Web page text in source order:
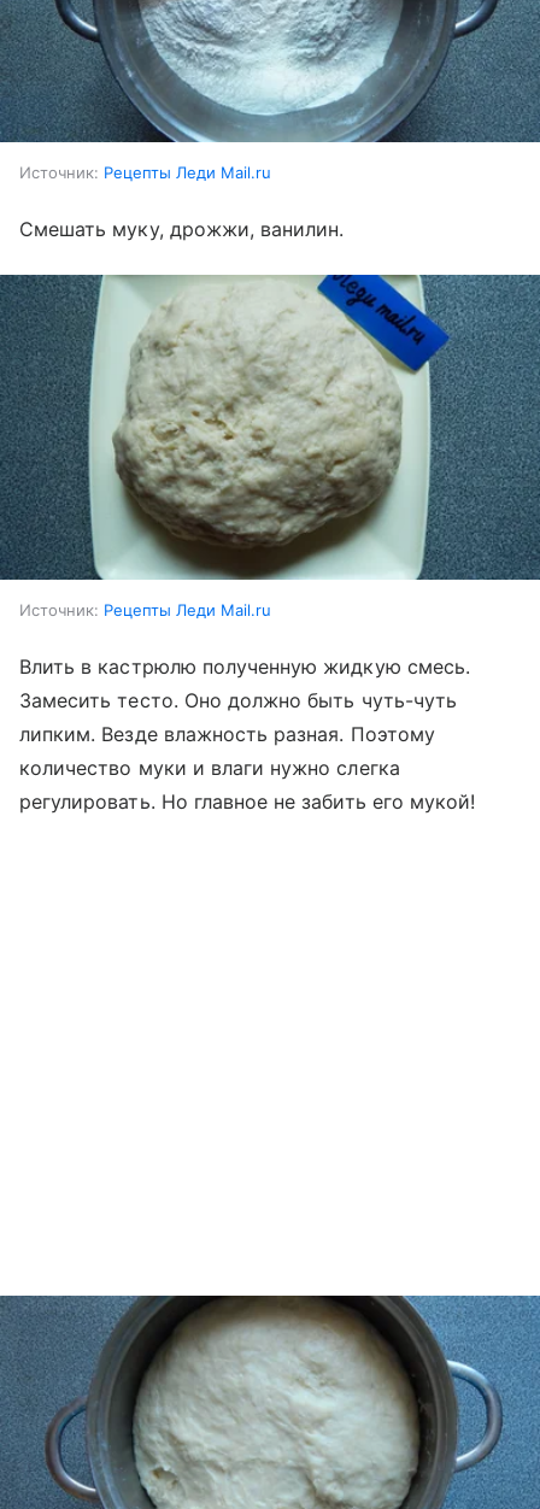
Источник: Рецепты Леди Mail.ru
Смешать муку, дрожжи, ванилин.
Источник: Рецепты Леди Mail.ru
Влить в кастрюлю полученную жидкую смесь.
Замесить тесто. Оно должно быть чуть-чуть
липким. Везде влажность разная. Поэтому
количество муки и влаги нужно слегка
регулировать. Но главное не забить его мукой!